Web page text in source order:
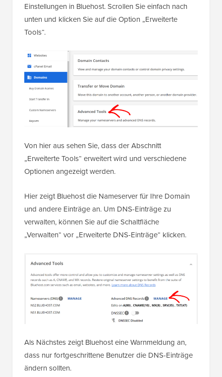
Einstellungen in Bluehost. Scrollen Sie einfach nach
unten und klicken Sie auf die Option „Erweiterte
Tools“.
Von hier aus sehen Sie, dass der Abschnitt
„Erweiterte Tools“ erweitert wird und verschiedene
Optionen angezeigt werden.
Hier zeigt Bluehost die Nameserver für Ihre Domain
und andere Einträge an. Um DNS-Einträge zu
verwalten, können Sie auf die Schaltfläche
„Verwalten“ vor „Erweiterte DNS-Einträge“ klicken.
Als Nächstes zeigt Bluehost eine Warnmeldung an,
dass nur fortgeschrittene Benutzer die DNS-Einträge
ändern sollten.